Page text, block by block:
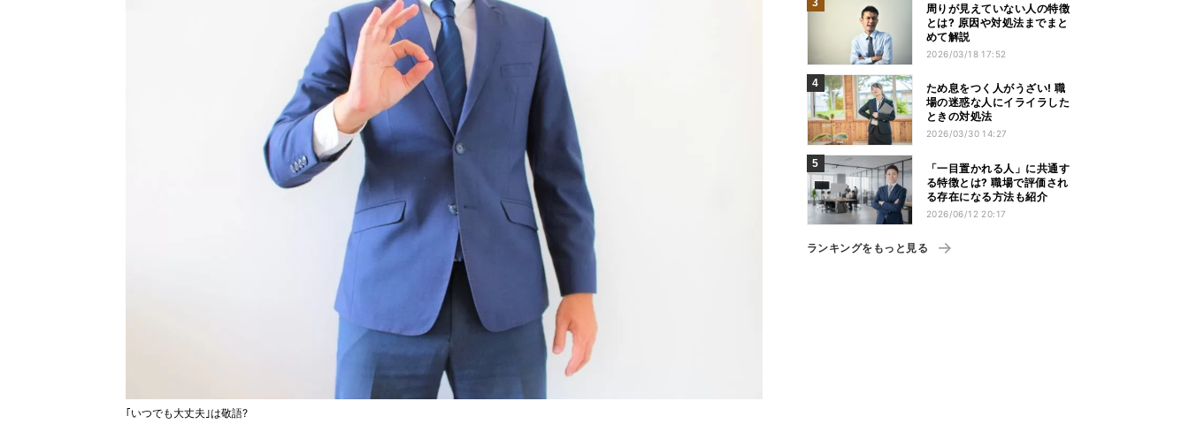
｢いつでも大丈夫｣は敬語?
周りが見えていない人の特徴
とは? 原因や対処法までまと
めて解説
2026/03/18 17:52
ため息をつく人がうざい! 職
場の迷惑な人にイライラした
ときの対処法
2026/03/30 14:27
「一目置かれる人」に共通す
る特徴とは? 職場で評価され
る存在になる方法も紹介
2026/06/12 20:17
ランキングをもっと見る